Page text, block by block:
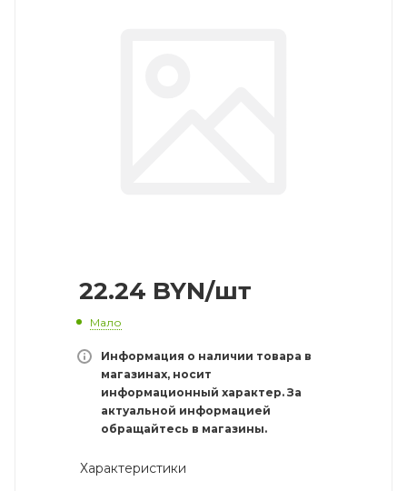
22.24 BYN/шт
Мало
Информация о наличии товара в
магазинах, носит
информационный характер. За
актуальной информацией
обращайтесь в магазины.
Характеристики